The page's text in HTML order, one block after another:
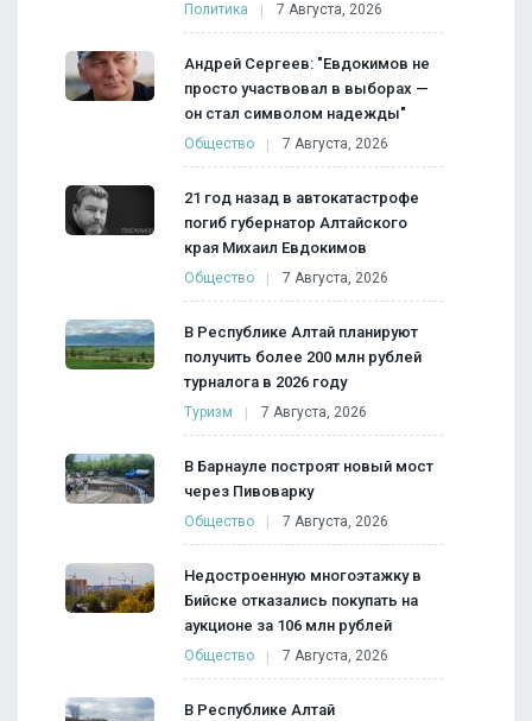
Политика 7 Августа, 2026
Андрей Сергеев: "Евдокимов не
просто участвовал в выборах —
он стал символом надежды"
Общество 7 Августа, 2026
21 год назад в автокатастрофе
погиб губернатор Алтайского
края Михаил Евдокимов
Общество 7 Августа, 2026
В Республике Алтай планируют
получить более 200 млн рублей
турналога в 2026 году
Туризм 7 Августа, 2026
В Барнауле построят новый мост
через Пивоварку
Общество 7 Августа, 2026
Недостроенную многоэтажку в
Бийске отказались покупать на
аукционе за 106 млн рублей
Общество 7 Августа, 2026
В Республике Алтай